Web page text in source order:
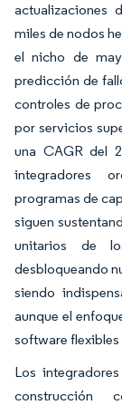
actualizaciones
miles de nodos
el nicho de
predicción de
controles de
por servicios
una CAGR del
integradores
programas de
siguen
unitarios de
desbloqueando
siendo
aunque el
software
Los
construcción